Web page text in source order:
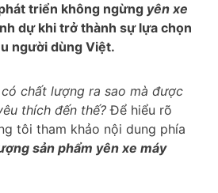
triển không ngừng yên xe
dự khi trở thành sự lựa chọn
người dùng Việt.
có chất lượng ra sao mà được
thích đến thế? Để hiểu rõ
tôi tham khảo nội dung phía
sản phẩm yên xe máy